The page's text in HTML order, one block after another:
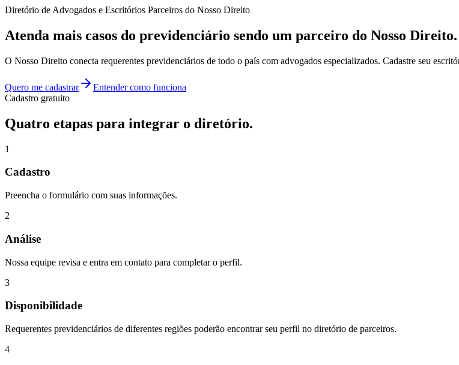
Diretório de Advogados e Escritórios Parceiros do Nosso Direito
Atenda mais casos do previdenciário sendo um parceiro do Nosso Direito.
O Nosso Direito conecta requerentes previdenciários de todo o país com advogados especializados. Cadastre seu
Quero me cadastrar
Entender como funciona
Cadastro gratuito
Quatro etapas para integrar o diretório.
1
Cadastro
Preencha o formulário com suas informações.
2
Análise
Nossa equipe revisa e entra em contato para completar o perfil.
3
Disponibilidade
Requerentes previdenciários de diferentes regiões poderão encontrar seu perfil no diretório de parceiros.
4